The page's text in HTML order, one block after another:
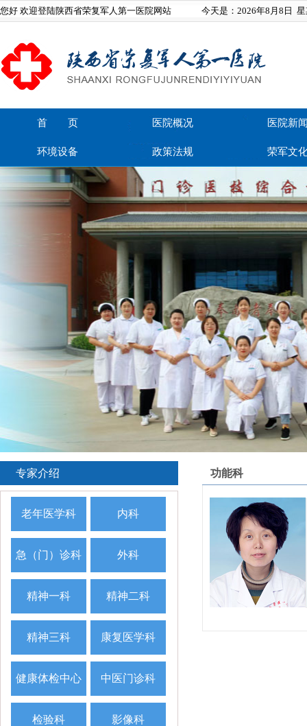
您好 欢迎登陆陕西省荣复军人第一医院网站 今天是： 2026年8月8日
首 页 医院概况 医院新
环境设备 政策法规 荣军文
在线留言 联系我们
功能科
专家介绍
老年医学科 内科
急（门）诊科 外科
精神一科 精神二科
精神三科 康复医学科
健康体检中心 中医门诊科
检验科 影像科